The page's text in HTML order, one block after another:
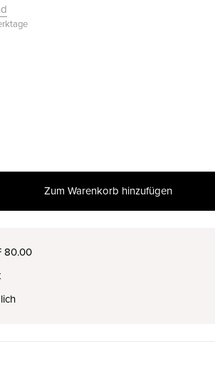
Zum Warenkorb hinzufügen
80.00